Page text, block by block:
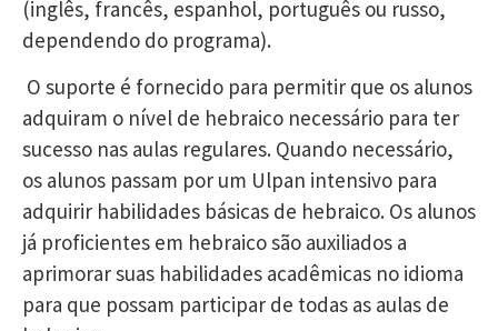
(inglês, francês, espanhol, português ou russo,
dependendo do programa).
O suporte é fornecido para permitir que os alunos
adquiram o nível de hebraico necessário para ter
sucesso nas aulas regulares. Quando necessário,
os alunos passam por um Ulpan intensivo para
adquirir habilidades básicas de hebraico. Os alunos
já proficientes em hebraico são auxiliados a
aprimorar suas habilidades acadêmicas no idioma
para que possam participar de todas as aulas de